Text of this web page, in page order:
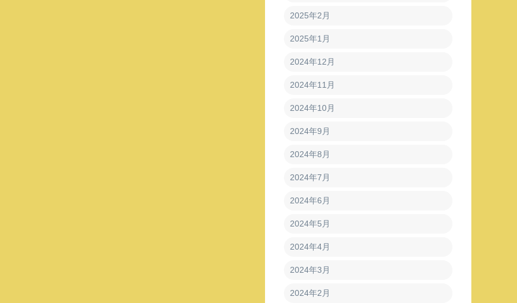
2025年2月
2025年1月
2024年12月
2024年11月
2024年10月
2024年9月
2024年8月
2024年7月
2024年6月
2024年5月
2024年4月
2024年3月
2024年2月